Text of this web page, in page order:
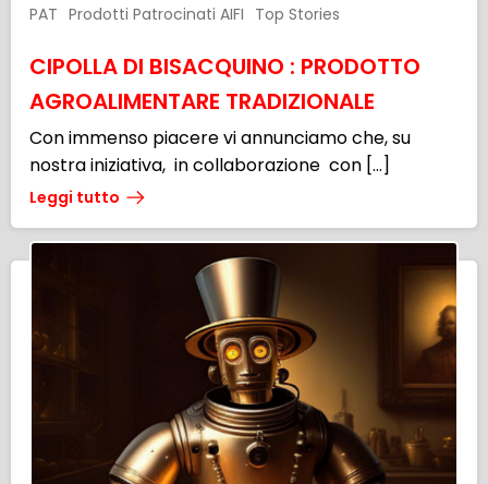
PAT Prodotti Patrocinati AIFI Top Stories
CIPOLLA DI BISACQUINO : PRODOTTO
AGROALIMENTARE TRADIZIONALE
Con immenso piacere vi annunciamo che, su
nostra iniziativa, in collaborazione con […]
Leggi tutto